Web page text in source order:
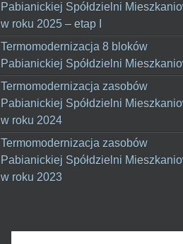
Pabianickiej Spółdzielni
w roku 2025 – etap I
Termomodernizacja 8 bloków
Pabianickiej Spółdzielni
Termomodernizacja zasobów
Pabianickiej Spółdzielni
w roku 2024
Termomodernizacja zasobów
Pabianickiej Spółdzielni
w roku 2023